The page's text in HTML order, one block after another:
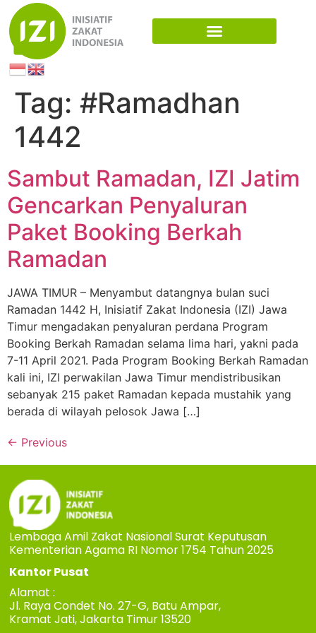
Tag: #Ramadhan
1442
Sambut Ramadan, IZI Jatim
Gencarkan Penyaluran
Paket Booking Berkah
Ramadan
JAWA TIMUR – Menyambut datangnya bulan suci
Ramadan 1442 H, Inisiatif Zakat Indonesia (IZI) Jawa
Timur mengadakan penyaluran perdana Program
Booking Berkah Ramadan selama lima hari, yakni pada
7-11 April 2021. Pada Program Booking Berkah Ramadan
kali ini, IZI perwakilan Jawa Timur mendistribusikan
sebanyak 215 paket Ramadan kepada mustahik yang
berada di wilayah pelosok Jawa […]
← Previous
Lembaga Amil Zakat Nasional Surat Keputusan
Kementerian Agama RI Nomor 1754 Tahun 2025
Kantor Pusat
Alamat :
Jl. Raya Condet No. 27-G, Batu Ampar,
Kramat Jati, Jakarta Timur 13520